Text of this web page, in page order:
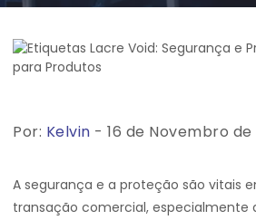
Por: Kelvin - 16 de Novembro de
A segurança e a proteção são vitais
transação comercial, especialmente